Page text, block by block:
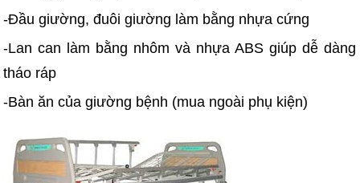
-Đầu giường, đuôi giường làm bằng nhựa cứng
-Lan can làm bằng nhôm và nhựa ABS giúp dễ dàng
tháo ráp
-Bàn ăn của giường bệnh (mua ngoài phụ kiện)